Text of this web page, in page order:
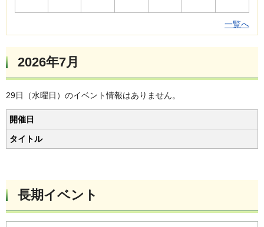
一覧へ
2026年7月
29日（水曜日）のイベント情報はありません。
開催日
タイトル
長期イベント